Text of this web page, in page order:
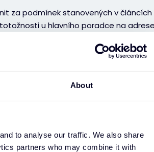
About
to analyse our traffic. We also share
partners who may combine it with
za podmínek stanovených v článcích
u hlavního poradce na
osobních údajů, zejména
osobních údajů